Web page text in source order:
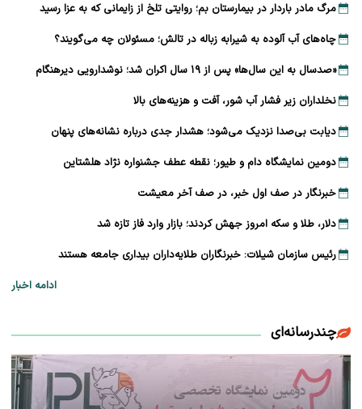
مرگ مادر باردار در بیمارستان بم؛ روایتی تلخ از زایمانی که به عزا رسید
چاه‌های آب آلوده به شیرابه زباله در تالش؛ مسئولان چه می‌گویند؟
«صدسال به این سال‌ها» پس از ۱۹ سال اکران شد؛ نوشدارویی دیرهنگام
نخلداران زیر فشار آب شور، آفت و هزینه‌های بالا
دیابت بی‌صدا نزدیک می‌شود؛ هشدار جدی درباره نشانه‌های پنهان
دومین نمایشگاه دام و طیور؛ نقطه عطف جشنواره نژاد هلشتاین
خبرنگار در صف اول خبر، در صف آخر معیشت
دلار، طلا و سکه امروز جهش کردند؛ بازار وارد فاز تازه شد
رئیس سازمان شیلات: خبرنگاران طلایه‌داران بیداری جامعه هستند
ادامه اخبار
چندرسانه‌ای